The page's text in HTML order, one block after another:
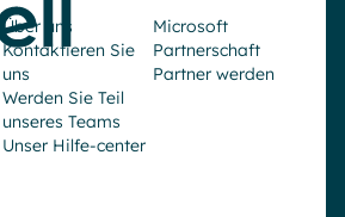
Über uns
Kontaktieren Sie
uns
Werden Sie Teil
unseres Teams
Unser Hilfe-center
Microsoft
Partnerschaft
Partner werden